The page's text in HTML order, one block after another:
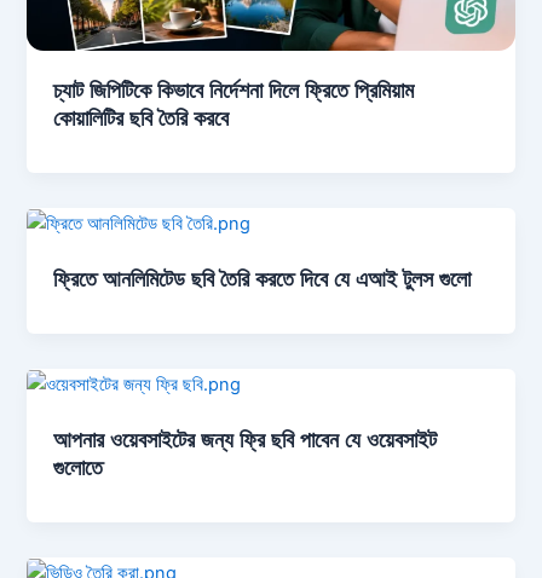
চ্যাট জিপিটিকে কিভাবে নির্দেশনা দিলে ফ্রিতে প্রিমিয়াম
কোয়ালিটির ছবি তৈরি করবে
ফ্রিতে আনলিমিটেড ছবি তৈরি করতে দিবে যে এআই টুলস গুলো
আপনার ওয়েবসাইটের জন্য ফ্রি ছবি পাবেন যে ওয়েবসাইট
গুলোতে